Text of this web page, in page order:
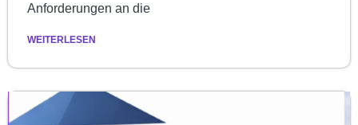
Anforderungen an die
WEITERLESEN